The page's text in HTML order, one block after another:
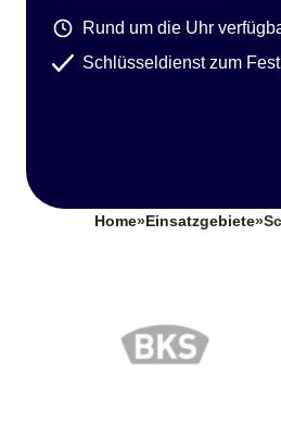
Rund um die Uhr
Schlüsseldienst zum
Home» Einsatzgebiete»